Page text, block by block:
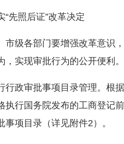
照后证”改革决定
各部门要增强改革意识，
，实现审批行为的公开便利。
政审批事项目录管理。根据
执行国务院发布的工商登记
事项目录（详见附件2）。